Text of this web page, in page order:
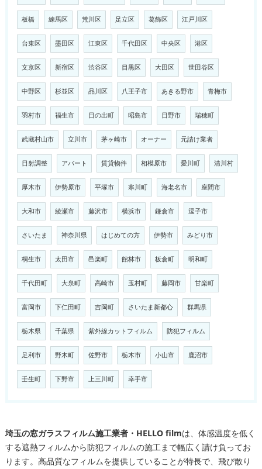
板橋 練馬区 荒川区 足立区 葛飾区 江戸川区
台東区 墨田区 江東区 千代田区 中央区 港区
文京区 新宿区 渋谷区 目黒区 大田区 世田谷区
中野区 杉並区 品川区 八王子市 あきる野市 青梅市
羽村市 福生市 日の出町 昭島市 日野市 瑞穂町
武蔵村山市 立川市 茅ヶ崎市 オーナー 元請け業者
日射調整 アパート 賃貸物件 相模原市 愛川町 清川村
厚木市 伊勢原市 平塚市 寒川町 海老名市 座間市
大和市 綾瀬市 藤沢市 横浜市 鎌倉市 逗子市
さいたま 神奈川県 はじめての方 伊勢市 みどり市
桐生市 太田市 邑楽町 館林市 板倉町 明和町
千代田町 大泉町 高崎市 玉村町 藤岡市 甘楽町
富岡市 下仁田町 吉岡町 さいたま新都心 群馬県
栃木県 千葉県 紫外線カットフィルム 防犯フィルム
足利市 野木町 佐野市 栃木市 小山市 鹿沼市
壬生町 下野市 上三川町 幸手市
埼玉の窓ガラスフィルム施工業者・HELLO filmは、体感温度を低く
する遮熱フィルムから防犯フィルムの施工まで幅広く請け負ってお
ります。高品質なフィルムを提供していることが特長で、飛び散り